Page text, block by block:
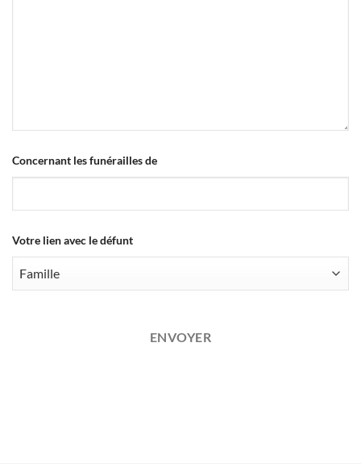
Concernant les funérailles de
Votre lien avec le défunt
ENVOYER